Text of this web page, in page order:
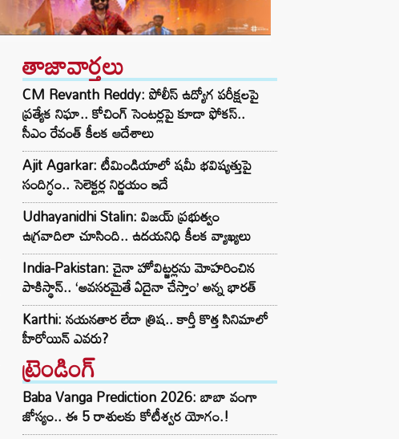
తాజావార్తలు
CM Revanth Reddy: పోలీస్ ఉద్యోగ పరీక్షలపై
ప్రత్యేక నిఘా.. కోచింగ్ సెంటర్లపై కూడా ఫోకస్..
సీఎం రేవంత్ కీలక ఆదేశాలు
Ajit Agarkar: టీమిండియాలో షమీ భవిష్యత్తుపై
సందిగ్ధం.. సెలెక్టర్ల నిర్ణయం ఇదే
Udhayanidhi Stalin: విజయ్ ప్రభుత్వం
ఉగ్రవాదిలా చూసింది.. ఉదయనిధి కీలక వ్యాఖ్యలు
India-Pakistan: చైనా హోవిట్జర్లను మోహరించిన
పాకిస్థాన్.. ‘అవసరమైతే ఏదైనా చేస్తాం’ అన్న భారత్
Karthi: నయనతార లేదా త్రిష.. కార్తీ కొత్త సినిమాలో
హీరోయిన్ ఎవరు?
ట్రెండింగ్‌
Baba Vanga Prediction 2026: బాబా వంగా
జోస్యం.. ఈ 5 రాశులకు కోటీశ్వర యోగం.!